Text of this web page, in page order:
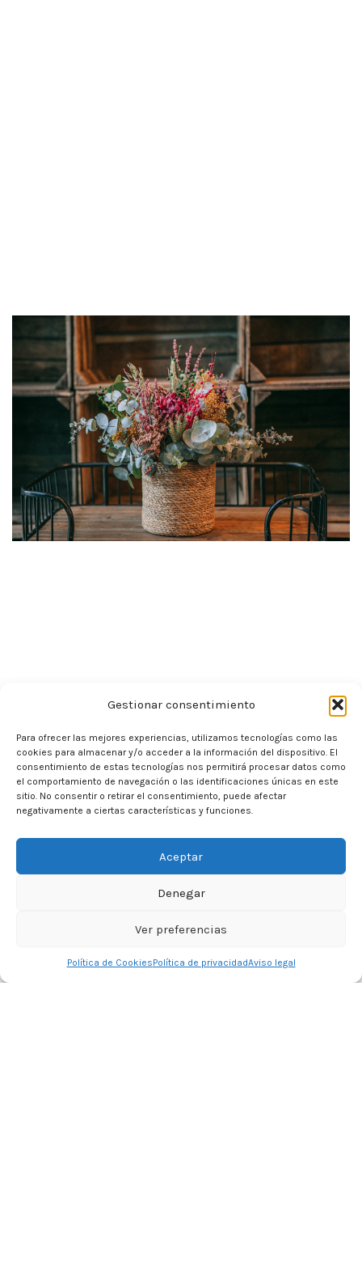
Gestionar consentimiento
Para ofrecer las mejores experiencias, utilizamos tecnologías como las
cookies para almacenar y/o acceder a la información del dispositivo. El
consentimiento de estas tecnologías nos permitirá procesar datos como
el comportamiento de navegación o las identificaciones únicas en este
sitio. No consentir o retirar el consentimiento, puede afectar
negativamente a ciertas características y funciones.
Aceptar
Denegar
Ver preferencias
Política de CookiesPolítica de privacidadAviso legal
Barra Lateral Lista de deseos Carrito